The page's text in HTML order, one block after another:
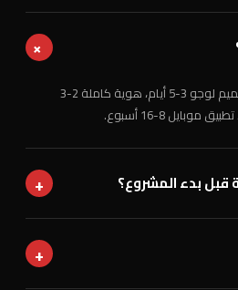
+
يعتمد الوقت على نوع المشروع: تصميم لوجو 3-5 أيام، هوية كاملة 2-3
بدء المشروع؟ +
+